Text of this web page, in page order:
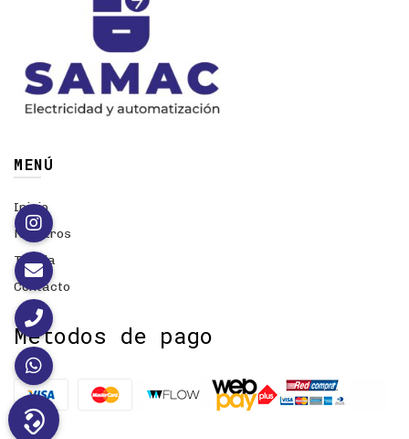
MENÚ
Inicio
Nosotros
Tienda
Contacto
Métodos de pago